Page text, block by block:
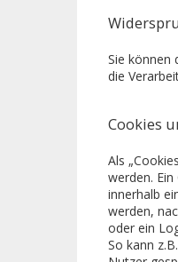
Sie können
die
Cookies
Als
werden.
innerhalb
werden,
oder ein
So kann